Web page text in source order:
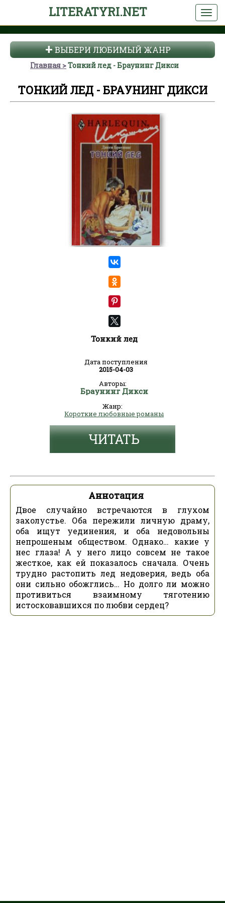
LITERATYRI.NET
ВЫБЕРИ ЛЮБИМЫЙ ЖАНР
Главная Тонкий лед - Браунинг Дикси
ТОНКИЙ ЛЕД - БРАУНИНГ ДИКСИ
Тонкий лед
Дата поступления
2015-04-03
Авторы:
Браунинг Дикси
Жанр:
Короткие любовные романы
ЧИТАТЬ
Аннотация
Двое случайно встречаются в глухом
захолустье. Оба пережили личную драму,
оба ищут уединения, и оба недовольны
непрошеным обществом. Однако… какие у
нес глаза! А у него лицо совсем не такое
жесткое, как ей показалось сначала. Очень
трудно растопить лед недоверия, ведь оба
они сильно обожглись… Но долго ли можно
противиться взаимному тяготению
истосковавшихся по любви сердец?